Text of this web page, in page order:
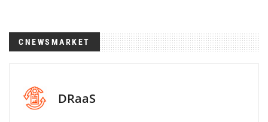
CNEWSMARKET
DRaaS